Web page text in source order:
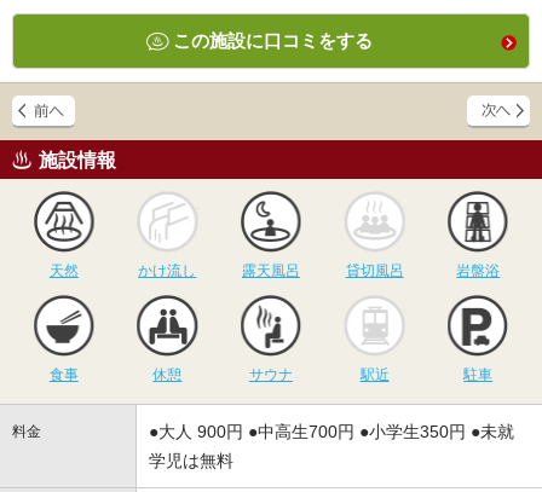
この施設に口コミをする
施設情報
天然
かけ流し
かけ流し
露天風呂
露天風呂
貸切風呂
貸切風呂 岩盤浴
食事 休憩
サウナ
サウナ 駅近 駐車
料金
●大人 900円 ●中高生700円 ●小学生350円 ●未就
学児は無料